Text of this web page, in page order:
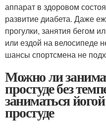
аппарат в здоровом
развитие диабета. Даже
прогулки, занятия бегом
или ездой на велосипеде
шансы спортсмена не
Можно ли
простуде без
заниматься
простуде